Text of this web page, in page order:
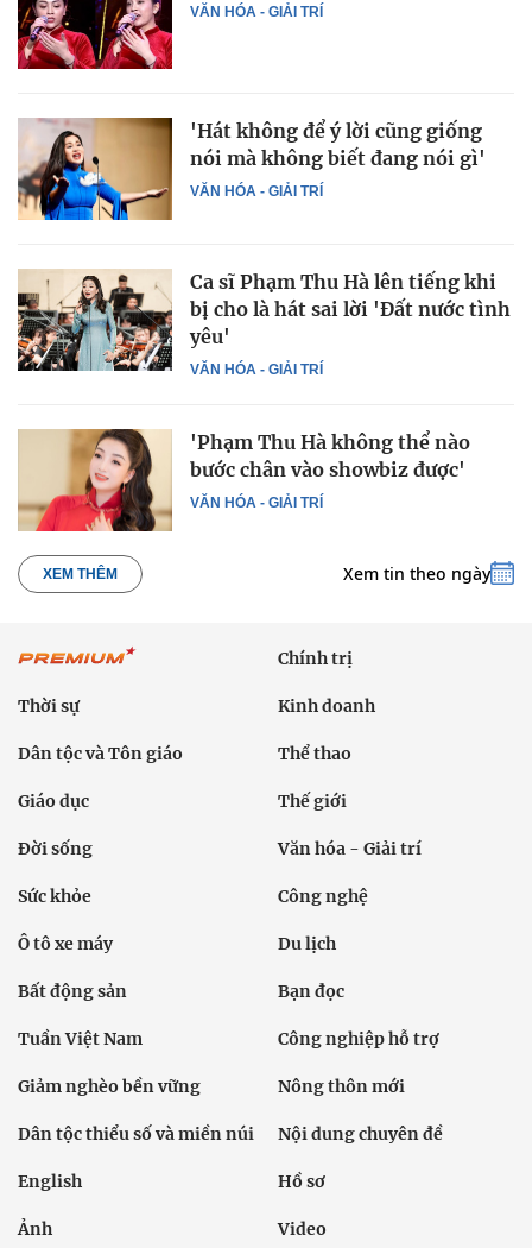
VĂN HÓA - GIẢI TRÍ
VĂN HÓA - GIẢI TRÍ
'Hát không để ý lời cũng giống
nói mà không biết đang nói gì'
VĂN HÓA - GIẢI TRÍ
Ca sĩ Phạm Thu Hà lên tiếng khi
bị cho là hát sai lời 'Đất nước tình
yêu'
VĂN HÓA - GIẢI TRÍ
'Phạm Thu Hà không thể nào
bước chân vào showbiz được'
XEM THÊM Xem tin theo ngày
Chính trị
Thời sự Kinh doanh
Dân tộc và Tôn giáo Thể thao
Giáo dục Thế giới
Đời sống Văn hóa - Giải trí
Sức khỏe Công nghệ
Ô tô xe máy Du lịch
Bất động sản Bạn đọc
Tuần Việt Nam Công nghiệp hỗ trợ
Giảm nghèo bền vững Nông thôn mới
Dân tộc thiểu số và miền núi Nội dung chuyên đề
English Hồ sơ
Ảnh Video